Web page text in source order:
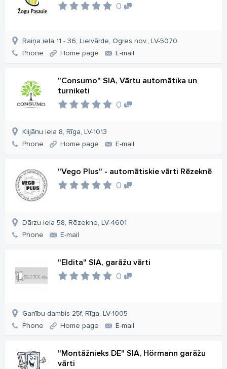
0
Raiņa iela 11 - 36, Lielvārde, Ogres nov., LV-5070
Phone
Home page E-mail
"Consumo" SIA, Vārtu automātika un
turniketi
0
Klijānu iela 8, Rīga, LV-1013
Phone
Home page E-mail
"Vego Plus" - automātiskie vārti Rēzeknē
0
Dārzu iela 58, Rēzekne, LV-4601
Phone
E-mail
"Eldita" SIA, garāžu vārti
0
Ganību dambis 25f, Rīga, LV-1005
Phone
Home page E-mail
"Montāžnieks DE" SIA, Hörmann garāžu
vārti